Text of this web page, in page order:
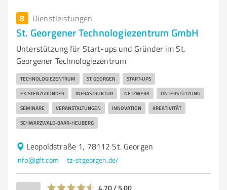
8 Dienstleistungen
St. Georgener Technologiezentrum GmbH
Unterstützung für Start-ups und Gründer im St.
Georgener Technologiezentrum
TECHNOLOGIEZENTRUM ST. GEORGEN START-UPS
EXISTENZGRÜNDER INFRASTRUKTUR NETZWERK UNTERSTÜTZUNG
SEMINARE VERANSTALTUNGEN INNOVATION KREATIVITÄT
SCHWARZWALD-BAAR-HEUBERG
Leopoldstraße 1, 78112 St. Georgen
info@gft.com tz-stgeorgen.de/
4,70 / 5,00